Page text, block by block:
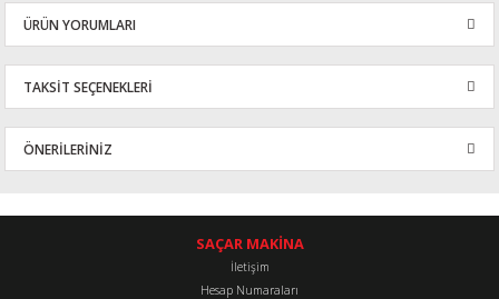
ÜRÜN YORUMLARI
Bu ürüne ilk yorumu siz yapın!
TAKSİT SEÇENEKLERİ
ÖNERİLERİNİZ
konularda yetersiz gördüğünüz noktaları öneri formunu kullanarak
Görüş ve önerileriniz için teşekkür ederiz.
SAÇAR MAKİNA
İletişim
Hesap Numaraları